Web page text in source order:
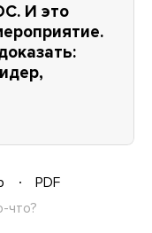
И это
PDF
что?